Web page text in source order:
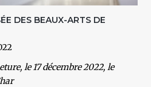
DES BEAUX-ARTS DE
le 17 décembre 2022, le